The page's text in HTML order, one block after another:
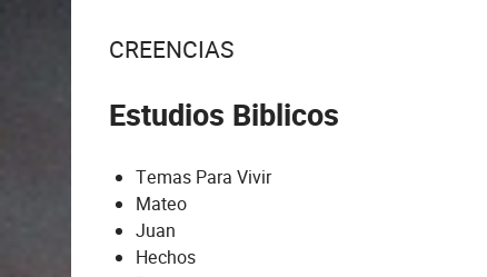
CREENCIAS
Estudios Biblicos
Temas Para Vivir
Mateo
Juan
Hechos